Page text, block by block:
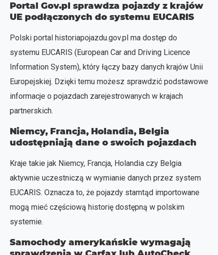
Portal Gov.pl sprawdza pojazdy z krajów
UE podłączonych do systemu EUCARIS
Polski portal historiapojazdu.gov.pl ma dostęp do
systemu EUCARIS (European Car and Driving Licence
Information System), który łączy bazy danych krajów Unii
Europejskiej. Dzięki temu możesz sprawdzić podstawowe
informacje o pojazdach zarejestrowanych w krajach
partnerskich.
Niemcy, Francja, Holandia, Belgia
udostępniają dane o swoich pojazdach
Kraje takie jak Niemcy, Francja, Holandia czy Belgia
aktywnie uczestniczą w wymianie danych przez system
EUCARIS. Oznacza to, że pojazdy stamtąd importowane
mogą mieć częściową historię dostępną w polskim
systemie.
Samochody amerykańskie wymagają